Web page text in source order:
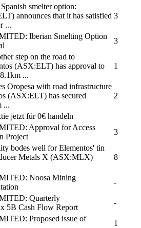
Spanish smelter option:
announces that it has satisfied
...
3
Iberian Smelting Option
3
step on the road to
(ASX:ELT) has approval to
...
1
Oropesa with road infrastructure
(ASX:ELT) has secured
...
2
jetzt für 0€ handeln
Approval for Access
Project
3
bodes well forElementos' tin
Metals X (ASX:MLX)
8
Noosa Mining
-
Quarterly
5B Cash Flow Report
-
Proposed issue of
1